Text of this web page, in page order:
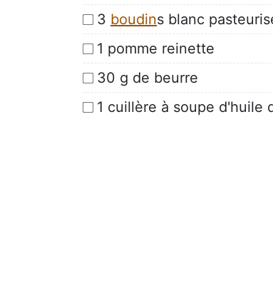
3 boudins blanc
1 pomme reinette
30 g de beurre
1 cuillère à soupe d'huile